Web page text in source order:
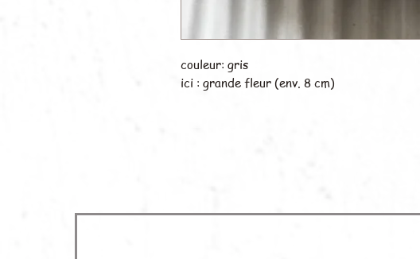
couleur: gris
ici : grande fleur (env. 8 cm)